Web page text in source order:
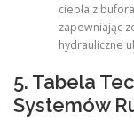
ciepła z
zapewniając
hydrauliczne
5. Tabela
Systemów